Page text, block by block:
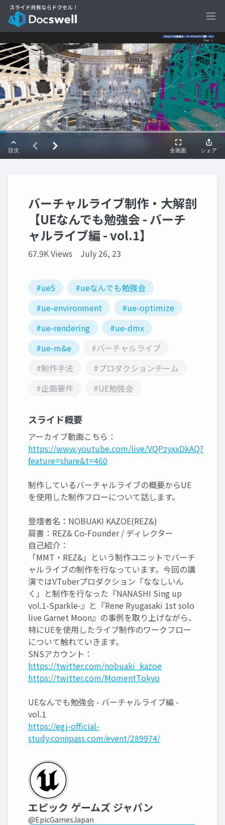
バーチャルライブ制作・大解剖
【UEなんでも勉強会 - バーチ
ャルライブ編 - vol.1】
67.9K Views July 26, 23
#ue5
#ueなんでも勉強会
#ue-environment
#ue-optimize
#ue-rendering
#ue-dmx
#ue-m&e
#バーチャルライブ
#制作手法
#プロダクションチーム
#企画要件
#UE勉強会
スライド概要
アーカイブ動画こちら：
https://www.youtube.com/live/VQPzyxxDkAQ?
feature=share&t=460
制作しているバーチャルライブの概要からUE
を使用した制作フローについて話します。
登壇者名：NOBUAKI KAZOE(REZ&)
肩書：REZ& Co-Founder / ディレクター
自己紹介：
「MMT・REZ&」という制作ユニットでバーチ
ャルライブの制作を行なっています。今回の講
演ではVTuberプロダクション「ななしいん
く」と制作を行なった『NANASHI Sing up
vol.1-Sparkle-』と『Rene Ryugasaki 1st solo
live Garnet Moon』の事例を取り上げながら、
特にUEを使用したライブ制作のワークフロー
について触れていきます。
SNSアカウント：
https://twitter.com/nobuaki_kazoe
https://twitter.com/MomentTokyo
UEなんでも勉強会 - バーチャルライブ編 -
vol.1
https://egj-official-
study.connpass.com/event/289974/
エピック ゲームズ ジャパン
@EpicGamesJapan